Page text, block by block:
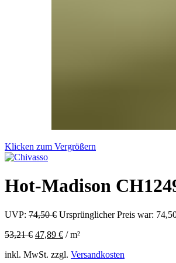
Klicken zum Vergrößern
Hot-Madison
UVP: 74,50€ Ursprünglicher Preis war:
53,21€ 47,89 € /m²
inkl. MwSt. zzgl. Versandkosten